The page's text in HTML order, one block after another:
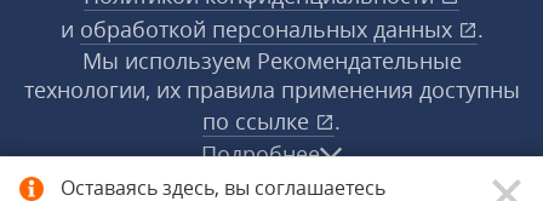
Оставаясь здесь, вы соглашаетесь
и обработкой персональных данных
.
Мы используем Рекомендательные
технологии, их правила применения доступны
по ссылке
.
Подробнее